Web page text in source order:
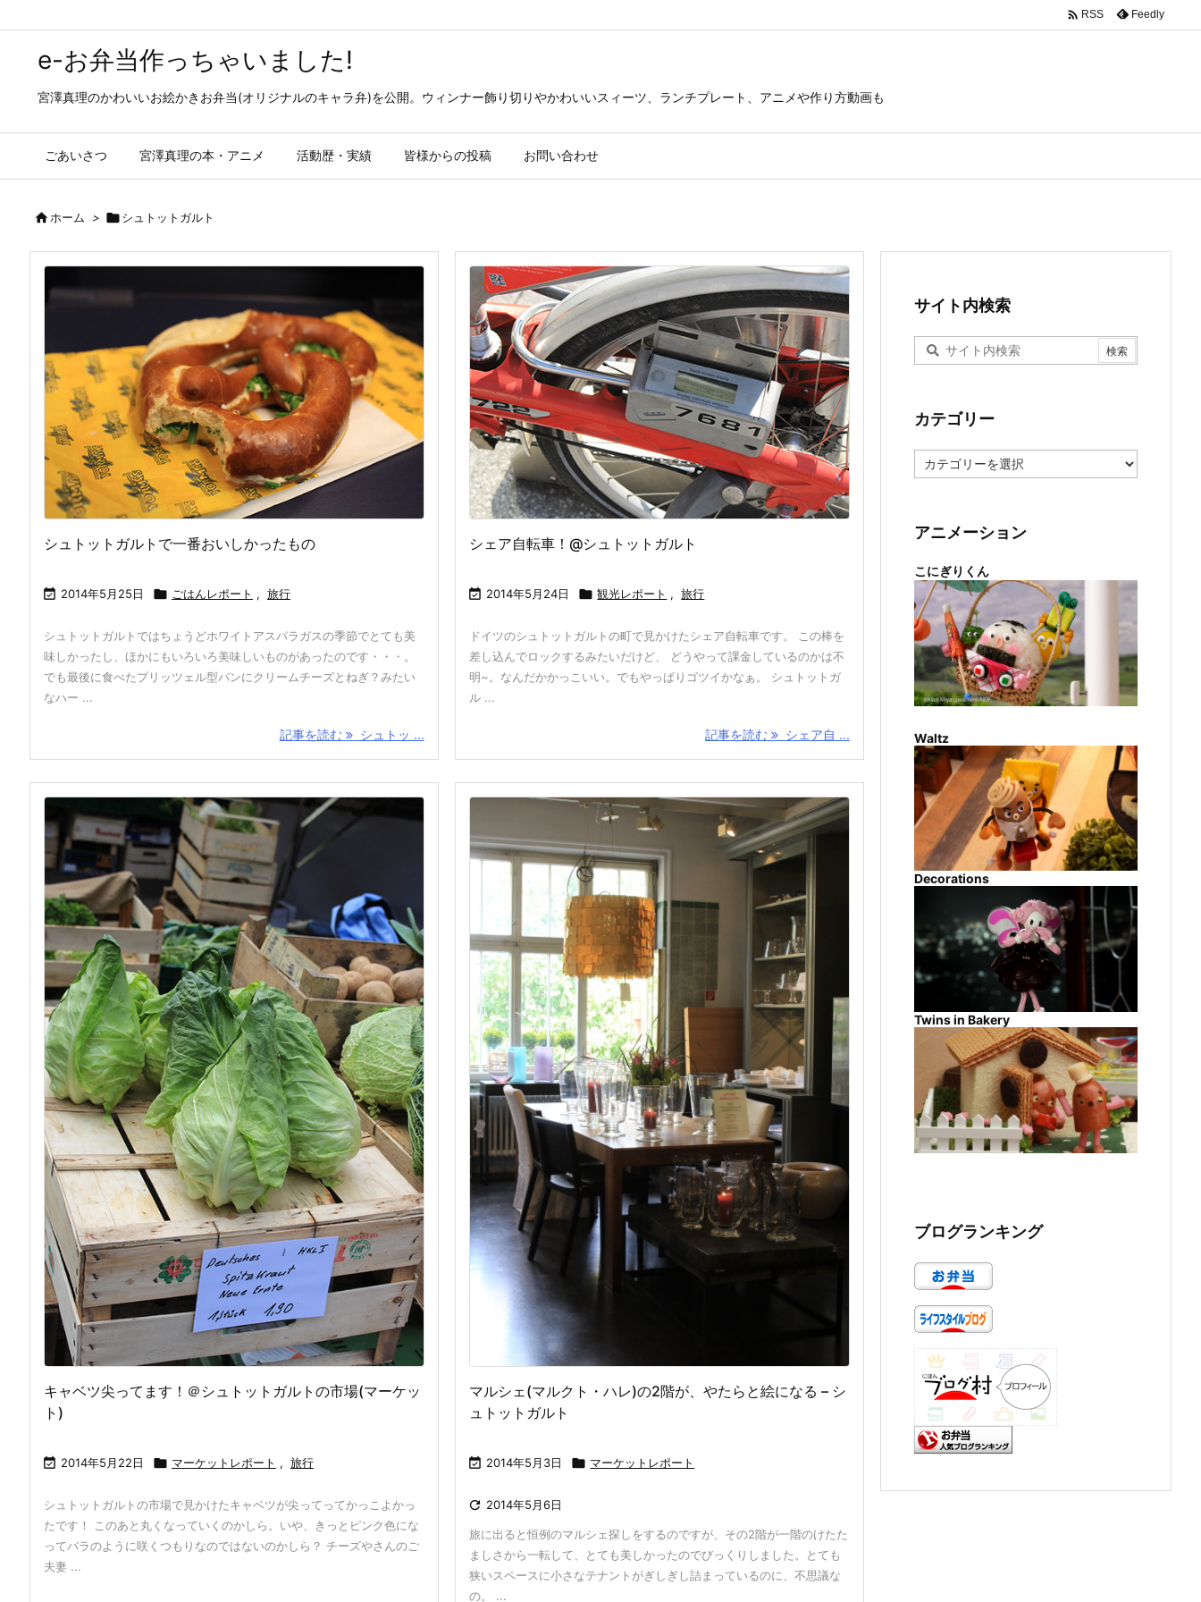
e-お弁当作っちゃいました!
宮澤真理のかわいいお絵かきお弁当(オリジナルのキャラ弁)を公開。ウィンナー飾り切りやかわいいスィーツ、ランチプレート、アニメや作り方動画も
ごあいさつ 宮澤真理の本・アニメ 活動歴・実績 皆様からの投稿 お問い合わせ
 RSS Feedly
ホーム > シュトットガルト
シュトットガルトで一番おいしかったもの
 2014年5月25日  ごはんレポート , 旅行
シュトットガルトではちょうどホワイトアスパラガスの季節でとても美
味しかったし、ほかにもいろいろ美味しいものがあったのです・・・。
でも最後に食べたプリッツェル型パンにクリームチーズとねぎ？みたい
なハー ...
記事を読む シュトッ ...
シェア自転車！@シュトットガルト
 2014年5月24日  観光レポート , 旅行
ドイツのシュトットガルトの町で見かけたシェア自転車です。 この棒を
差し込んでロックするみたいだけど、 どうやって課金しているのかは不
明~。なんだかかっこいい。でもやっぱりゴツイかなぁ。 シュトットガ
ル ...
記事を読む シェア自 ...
キャベツ尖ってます！＠シュトットガルトの市場(マーケッ
ト)
 2014年5月22日  マーケットレポート , 旅行
シュトットガルトの市場で見かけたキャベツが尖ってってかっこよかっ
たです！ このあと丸くなっていくのかしら。いや、きっとピンク色にな
ってバラのように咲くつもりなのではないのかしら？ チーズやさんのご
夫妻 ...
マルシェ(マルクト・ハレ)の2階が、やたらと絵になる – シ
ュトットガルト
 2014年5月3日  マーケットレポート
 2014年5月6日
旅に出ると恒例のマルシェ探しをするのですが、その2階が一階のけたた
ましさから一転して、とても美しかったのでびっくりしました。とても
狭いスペースに小さなテナントがぎしぎし詰まっているのに、不思議な
の。 ...
サイト内検索
カテゴリー
テ
ー
アニメーション
こにぎりくん
Waltz
Decorations
Twins in Bakery
ブログランキング